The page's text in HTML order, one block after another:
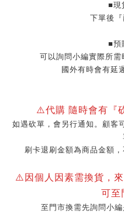
■現
下單後
■預
可以詢問小編實際所需
國外有時會有延
⚠️代購 隨時會有『
如遇砍單，會另行通知。顧客
刷卡退刷金額為商品金額
⚠️因個人因素需換貨，
可至
至門市換需先詢問小